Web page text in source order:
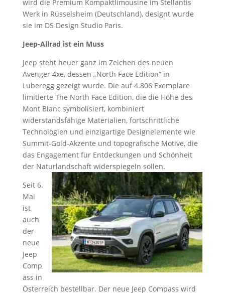
wird die Premium Kompaktlimousine im Stellantis
Werk in Rüsselsheim (Deutschland), designt wurde
sie im DS Design Studio Paris.
Jeep-Allrad ist ein Muss
Jeep steht heuer ganz im Zeichen des neuen
Avenger 4xe, dessen „North Face Edition“ in
Luberegg gezeigt wurde. Die auf 4.806 Exemplare
limitierte The North Face Edition, die die Höhe des
Mont Blanc symbolisiert, kombiniert
widerstandsfähige Materialien, fortschrittliche
Technologien und einzigartige Designelemente wie
Summit-Gold-Akzente und topografische Motive, die
das Engagement für Entdeckungen und Schönheit
der Naturlandschaft widerspiegeln sollen.
Seit 6.
Mai
ist
auch
der
neue
Jeep
Comp
ass in
Österreich bestellbar. Der neue Jeep Compass wird